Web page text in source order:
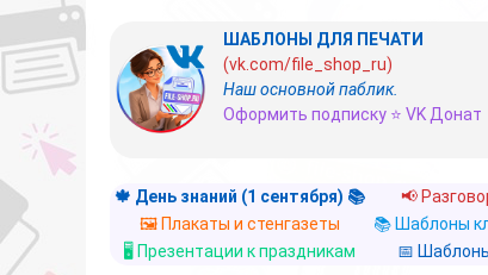
ШАБЛОНЫ ДЛЯ ПЕЧАТИ
(vk.com/file_shop_ru)
Наш основной паблик.
Оформить подписку ⭐ VK Донат
🍁 День знаний (1 сентября) 📚 📢
🖼️ Плакаты и стенгазеты
📚 Шаблоны
🖥️ Презентации к праздникам
📅